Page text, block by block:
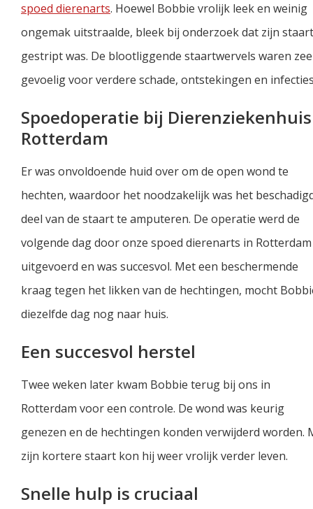
spoed dierenarts. Hoewel Bobbie vrolijk leek en weinig
ongemak uitstraalde, bleek bij onderzoek dat zijn staart
gestript was. De blootliggende staartwervels waren
gevoelig voor verdere schade, ontstekingen en
Spoedoperatie bij Dierenziekenhuis
Rotterdam
Er was onvoldoende huid over om de open wond te
hechten, waardoor het noodzakelijk was het
deel van de staart te amputeren. De operatie werd de
volgende dag door onze spoed dierenarts in Rotterdam
uitgevoerd en was succesvol. Met een beschermende
kraag tegen het likken van de hechtingen, mocht
diezelfde dag nog naar huis.
Een succesvol herstel
Twee weken later kwam Bobbie terug bij ons in
Rotterdam voor een controle. De wond was keurig
genezen en de hechtingen konden verwijderd worden.
zijn kortere staart kon hij weer vrolijk verder leven.
Snelle hulp is cruciaal